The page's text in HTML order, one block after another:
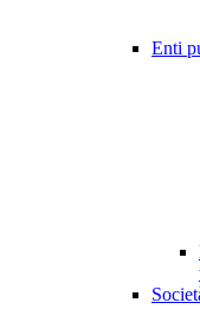
Enti